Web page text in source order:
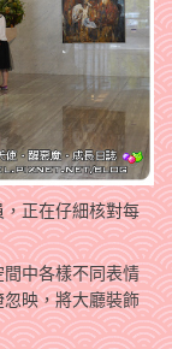
正在仔細核對每
中各樣不同表情
忽映，將大廳裝飾